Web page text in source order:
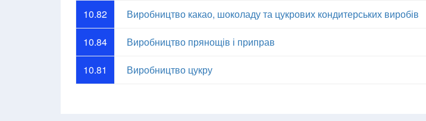
10.82 Виробництво какао, шоколаду та цукрових кондитерських виробів
10.84 Виробництво прянощів і приправ
10.81 Виробництво цукру